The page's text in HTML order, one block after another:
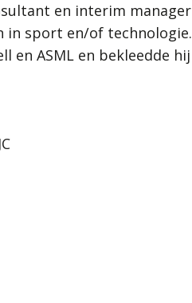
en interim manager
in sport en/of technologie.
en ASML en bekleedde hij